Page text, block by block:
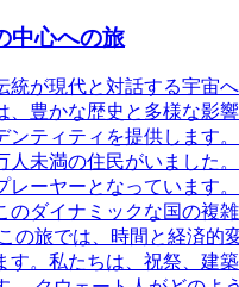
中心への旅
統が現代と対話する宇宙
、豊かな歴史と多様な影
ンティティを提供します
人未満の住民がいました
レーヤーとなっています
のダイナミックな国の複
の旅では、時間と経済的
す。私たちは、祝祭、建